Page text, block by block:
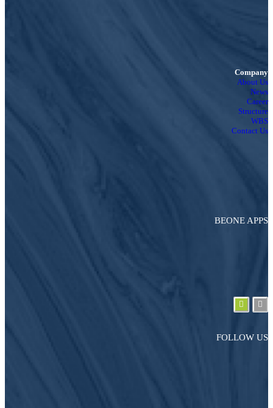
Company
About Us
News
Career
Structure
WBS
Contact Us
BEONE APPS
FOLLOW US